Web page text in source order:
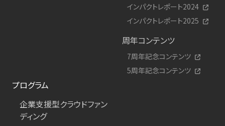
インパクトレポート2024
インパクトレポート2025
周年コンテンツ
7周年記念コンテンツ
5周年記念コンテンツ
プログラム
企業支援型クラウドファン
ディング